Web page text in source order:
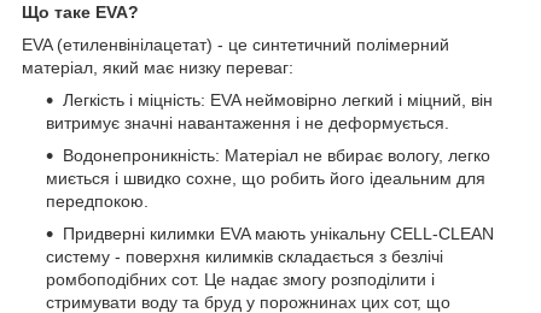
Що таке EVA?
EVA (етиленвінілацетат) - це синтетичний полімерний
матеріал, який має низку переваг:
Легкість і міцність: EVA неймовірно легкий і міцний, він
витримує значні навантаження і не деформується.
Водонепроникність: Матеріал не вбирає вологу, легко
миється і швидко сохне, що робить його ідеальним для
передпокою.
Придверні килимки EVA мають унікальну CELL-CLEAN
систему - поверхня килимків складається з безлічі
ромбоподібних сот. Це надає змогу розподілити і
стримувати воду та бруд у порожнинах цих сот, що